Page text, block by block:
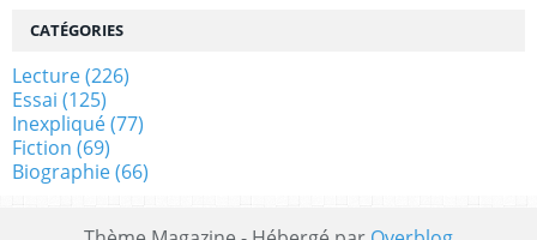
CATÉGORIES
Lecture(226)
Essai (125)
Inexpliqué(77)
Fiction (69)
Biographie(66)